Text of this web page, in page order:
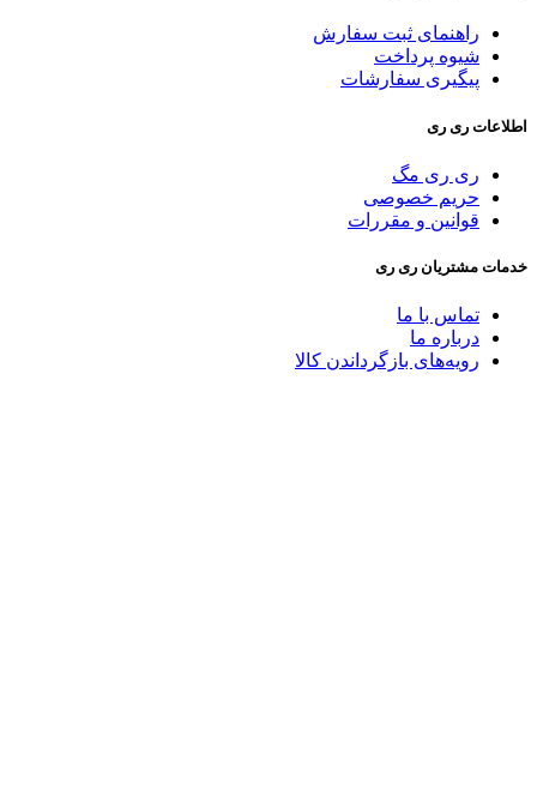
راهنمای ثبت سفارش
شیوه پرداخت
پیگیری سفارشات
اطلاعات ری ری
ری ری مگ
حریم خصوصی
قوانین و مقررات
خدمات مشتریان ری ری
تماس با ما
درباره ما
رویه‌های بازگرداندن کالا